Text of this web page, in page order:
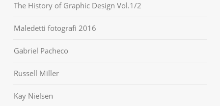
The History of Graphic Design Vol.1/2
Maledetti fotografi 2016
Gabriel Pacheco
Russell Miller
Kay Nielsen